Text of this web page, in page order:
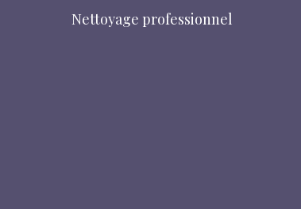
Nettoyage professionnel